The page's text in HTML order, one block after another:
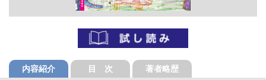
内容紹介 目 次 著者略歴